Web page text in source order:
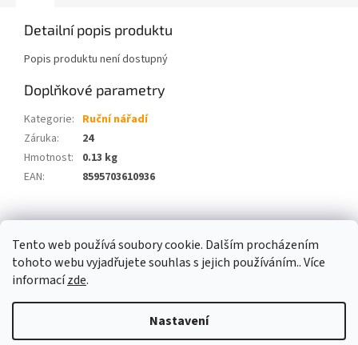
Tento web používá soubory cookie. Dalším procházením
tohoto webu vyjadřujete souhlas s jejich používáním.. Více
informacízde.
Nastavení
Detailní popis produktu
Popis produktu není dostupný
Doplňkové parametry
Kategorie: Ruční nářadí
Záruka:
24
Hmotnost:
0.13 kg
EAN: 8595703610936
Z
Vytvořil Shoptet